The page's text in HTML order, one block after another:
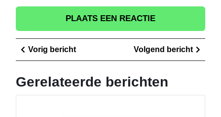
Berichtnavigatie
Vorig berichtVorig
bericht
Volgend bericht
bericht
Gerelateerde berichten